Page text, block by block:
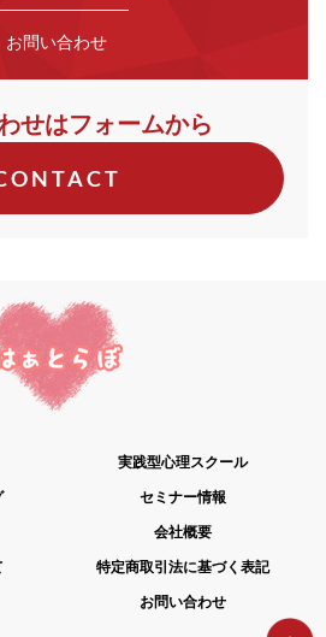
お問い合わせ
せはフォームから
実践型心理スクール
セミナー情報
会社概要
特定商取引法に基づく表記
お問い合わせ